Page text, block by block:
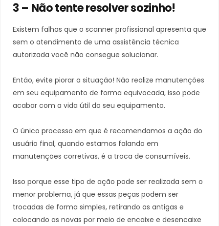
3 – Não tente resolver sozinho!
Existem falhas que o scanner profissional apresenta que
sem o atendimento de uma assistência técnica
autorizada você não consegue solucionar.
Então, evite piorar a situação! Não realize manutenções
em seu equipamento de forma equivocada, isso pode
acabar com a vida útil do seu equipamento.
O único processo em que é recomendamos a ação do
usuário final, quando estamos falando em
manutenções corretivas, é a troca de consumíveis.
Isso porque esse tipo de ação pode ser realizada sem o
menor problema, já que essas peças podem ser
trocadas de forma simples, retirando as antigas e
colocando as novas por meio de encaixe e desencaixe